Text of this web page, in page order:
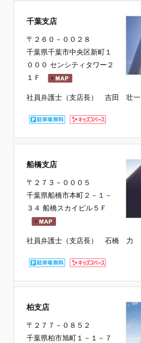
千葉支店
〒２６０－００２８
千葉県千葉市中央区新町１
０００ センシティタワー２
１Ｆ
社員弁護士（支店長） 吉田 壮一
船橋支店
〒２７３－０００５
千葉県船橋市本町２－１－
３４ 船橋スカイビル５Ｆ
社員弁護士（支店長） 石橋 力
柏支店
〒２７７－０８５２
千葉県柏市旭町１－１－７